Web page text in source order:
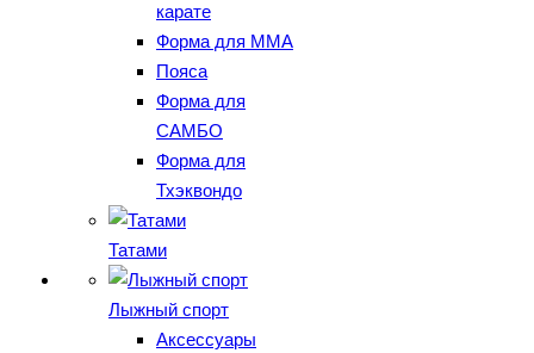
карате
Форма для MMA
Пояса
Форма для
САМБО
Форма для
Тхэквондо
Татами
Лыжный спорт
Аксессуары